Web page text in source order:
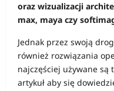
oraz wizualizacji
max, maya czy
Jednak przez swoją
również rozwiązania
najczęściej używane są
artykuł aby się